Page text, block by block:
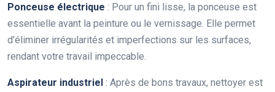
Ponceuse électrique : Pour un fini lisse, la ponceuse est
essentielle avant la peinture ou le vernissage. Elle permet
d’éliminer irrégularités et imperfections sur les surfaces,
rendant votre travail impeccable.
Aspirateur industriel : Après de bons travaux, nettoyer est